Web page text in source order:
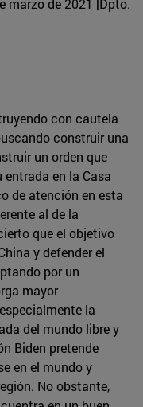
marzo de 2021 [Dpto.
con cautela
construir una
un orden que
en la Casa
de atención en esta
al de la
que el objetivo
y defender el
por un
mayor
la
del mundo libre y
Biden pretende
en el mundo y
No obstante,